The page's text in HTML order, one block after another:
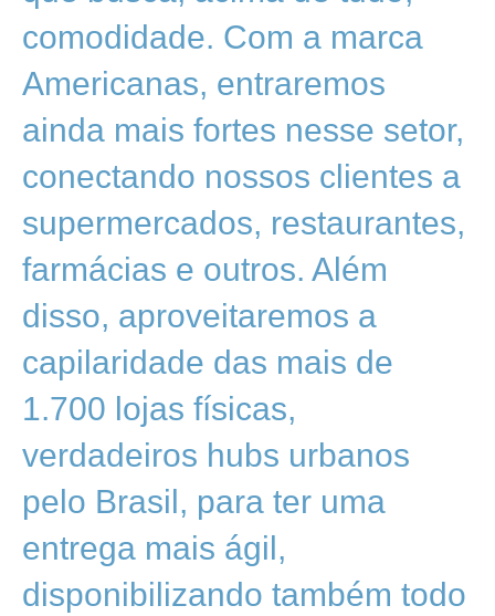
comodidade. Com a marca
Americanas, entraremos
ainda mais fortes nesse setor,
conectando nossos clientes a
supermercados, restaurantes,
farmácias e outros. Além
disso, aproveitaremos a
capilaridade das mais de
1.700 lojas físicas,
verdadeiros hubs urbanos
pelo Brasil, para ter uma
entrega mais ágil,
disponibilizando também todo